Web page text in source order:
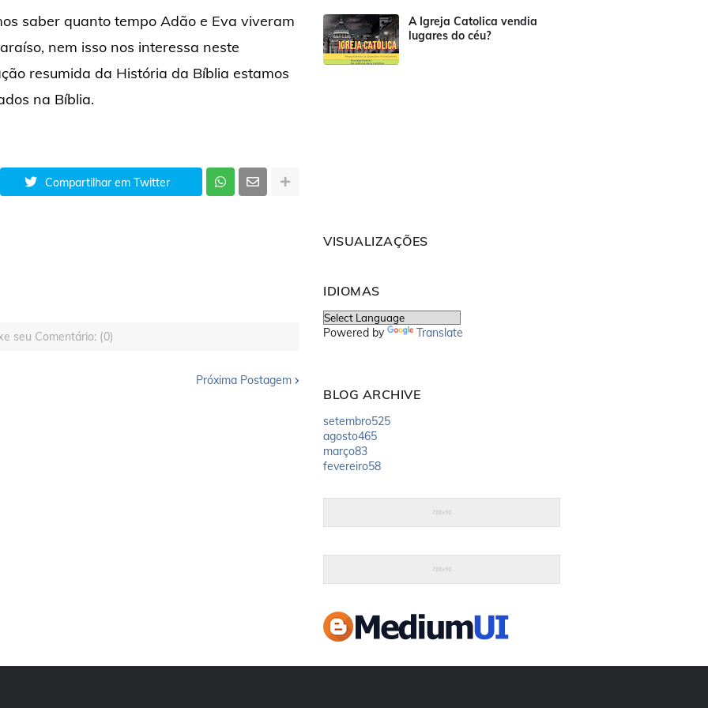
saber quanto tempo Adão e Eva viveram
nem isso nos interessa neste
resumida da História da Bíblia estamos
na Bíblia.
Compartilhar em Twitter
seu Comentário: (0)
Próxima Postagem
A Igreja Catolica vendia
lugares do céu?
VISUALIZAÇÕES
IDIOMAS
Powered by Translate
BLOG ARCHIVE
setembro525
agosto465
março83
fevereiro58